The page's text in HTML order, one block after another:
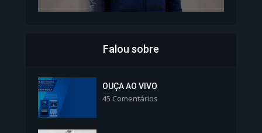
Colégios da Polícia...
Falou sobre
OUÇA AO VIVO
45 Comentários